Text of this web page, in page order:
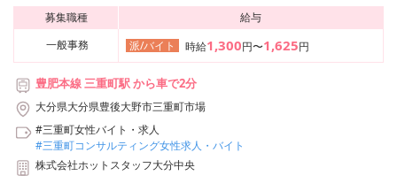
募集職種
給与
一般事務
派/バイト 時給1,300円〜1,625円
豊肥本線 三重町駅 から車で2分
大分県大分県豊後大野市三重町市場
#三重町女性バイト・求人
#三重町コンサルティング女性求人・バイト
株式会社ホットスタッフ大分中央